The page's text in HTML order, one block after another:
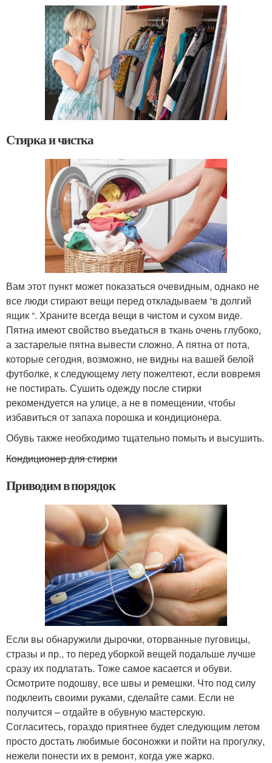
Стирка и чистка
Вам этот пункт может показаться очевидным, однако не
все люди стирают вещи перед откладываем “в долгий
ящик “. Храните всегда вещи в чистом и сухом виде.
Пятна имеют свойство въедаться в ткань очень глубоко,
а застарелые пятна вывести сложно. А пятна от пота,
которые сегодня, возможно, не видны на вашей белой
футболке, к следующему лету пожелтеют, если вовремя
не постирать. Сушить одежду после стирки
рекомендуется на улице, а не в помещении, чтобы
избавиться от запаха порошка и кондиционера.
Обувь также необходимо тщательно помыть и высушить.
Кондиционер для стирки
Приводим в порядок
Если вы обнаружили дырочки, оторванные пуговицы,
стразы и пр., то перед уборкой вещей подальше лучше
сразу их подлатать. Тоже самое касается и обуви.
Осмотрите подошву, все швы и ремешки. Что под силу
подклеить своими руками, сделайте сами. Если не
получится – отдайте в обувную мастерскую.
Согласитесь, гораздо приятнее будет следующим летом
просто достать любимые босоножки и пойти на прогулку,
нежели понести их в ремонт, когда уже жарко.